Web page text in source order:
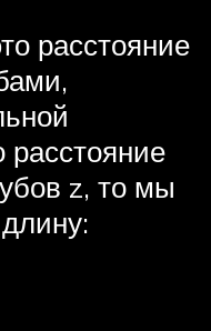
расстояние
расстояние
z, то мы